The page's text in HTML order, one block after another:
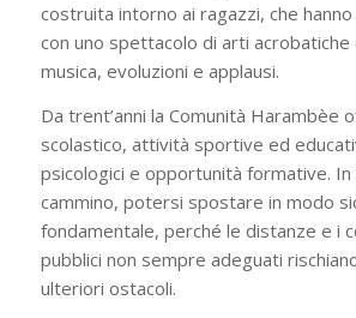
costruita intorno ai ragazzi, che
con uno spettacolo di arti acrobatiche
musica, evoluzioni e applausi.
Da trent’anni la Comunità Harambèe
scolastico, attività sportive ed
psicologici e opportunità formative.
cammino, potersi spostare in modo
fondamentale, perché le distanze e i
pubblici non sempre adeguati
ulteriori ostacoli.